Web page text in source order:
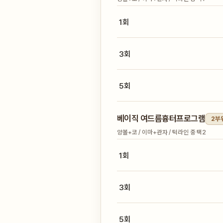
1회
3회
5회
베이직 여드름흉터프로그램
2부
양볼+코 / 이마+관자 / 턱라인 중 택2
1회
3회
5회